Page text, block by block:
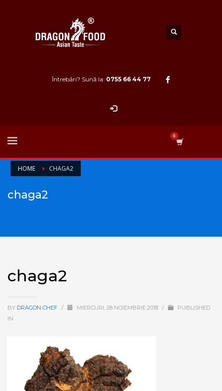
Întrebări? Sună la: 0755 66 44 77
HOME CHAGA2
chaga2
chaga2
BY DRAGON CHEF / MIERCURI, 28 NOIEMBRIE 2018 /
PUBLISHED
IN